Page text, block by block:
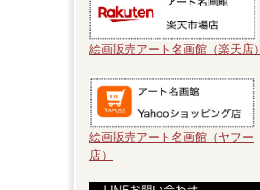
絵画販売アート名画館（楽天店）
絵画販売アート名画館（ヤフー
店）